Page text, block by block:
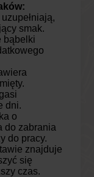
smak.
bąbelki
dni.
o
do zabrania
do pracy.
znajduje
się
czas.